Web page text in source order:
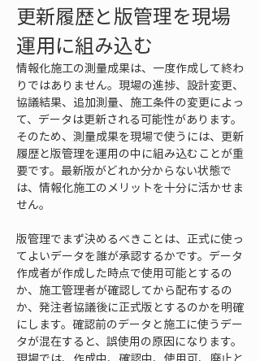
更新履歴と版管理を現場
運用に組み込む
情報化施工の測量成果は、一度作成して終わ
りではありません。現場の進捗、設計変更、
協議結果、追加測量、施工条件の変更によっ
て、データは更新される可能性があります。
そのため、測量成果を現場で使うには、更新
履歴と版管理を運用の中に組み込むことが重
要です。最新版がどれか分からない状態で
は、情報化施工のメリットを十分に活かせま
せん。
版管理でまず決めるべきことは、正式に使っ
てよいデータを誰が承認するかです。データ
作成者が作成した時点で使用可能とするの
か、施工管理者が確認してから配布するの
か、発注者協議後に正式版とするのかを明確
にします。確認前のデータと施工に使うデー
タが混在すると、誤使用の原因になります。
現場では、作成中、確認中、使用可、廃止と